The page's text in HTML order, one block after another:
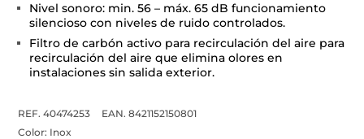
Nivel sonoro: min. 56 – máx. 65 dB funcionamiento
silencioso con niveles de ruido controlados.
Filtro de carbón activo para recirculación del aire para
recirculación del aire que elimina olores en
instalaciones sin salida exterior.
REF. 40474253
EAN. 8421152150801
Color: Inox